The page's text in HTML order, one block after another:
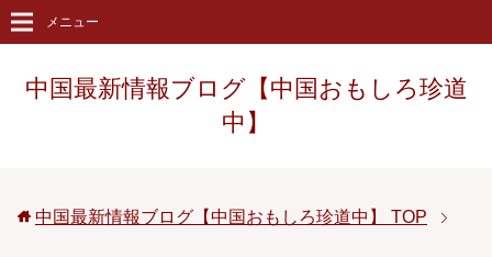
中国最新情報ブログ【中国おもしろ珍道
中】
メニュー
中国最新情報ブログ【中国おもしろ珍道中】 TOP